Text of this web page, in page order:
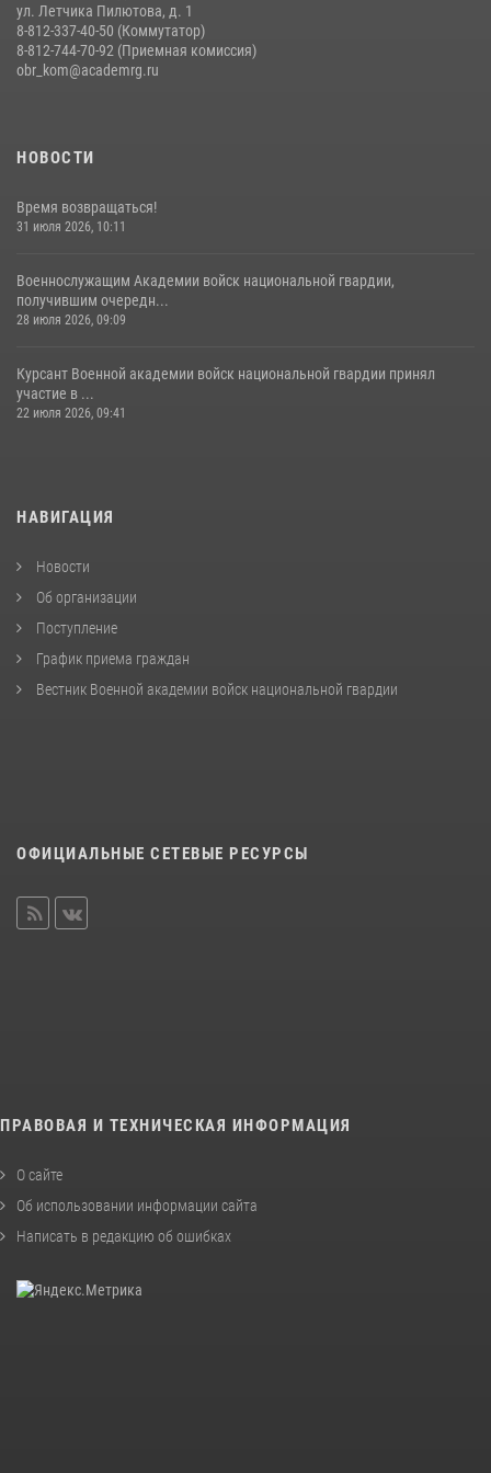
ул. Летчика Пилютова, д. 1
8-812-337-40-50 (Коммутатор)
8-812-744-70-92 (Приемная комиссия)
obr_kom@academrg.ru
НОВОСТИ
Время возвращаться!
31 июля 2026, 10:11
Военнослужащим Академии войск национальной гвардии,
получившим очередн...
28 июля 2026, 09:09
Курсант Военной академии войск национальной гвардии принял
участие в ...
22 июля 2026, 09:41
НАВИГАЦИЯ
Новости
Об организации
Поступление
График приема граждан
Вестник Военной академии войск национальной гвардии
ОФИЦИАЛЬНЫЕ СЕТЕВЫЕ РЕСУРСЫ
ПРАВОВАЯ И ТЕХНИЧЕСКАЯ ИНФОРМАЦИЯ
О сайте
Об использовании информации сайта
Написать в редакцию об ошибках